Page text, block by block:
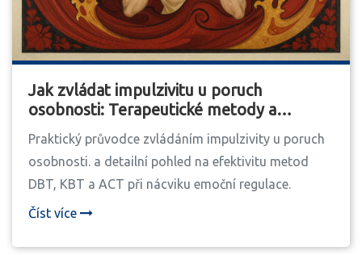
Jak zvládat impulzivitu u poruch
osobnosti: Terapeutické metody a
praktický nácvik
Praktický průvodce zvládáním impulzivity u poruch
osobnosti. a detailní pohled na efektivitu metod
DBT, KBT a ACT při nácviku emoční regulace.
Číst více